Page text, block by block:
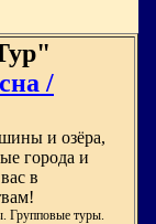
/
и озёра,
города и
в
Групповые туры.